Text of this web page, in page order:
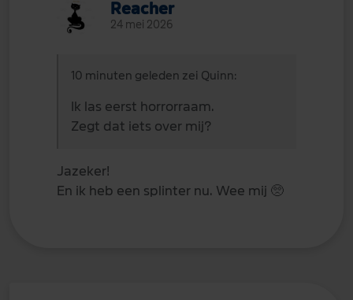
Reacher
24 mei 2026
10 minuten geleden zei Quinn:
Ik las eerst horrorraam.
Zegt dat iets over mij?
Jazeker!
En ik heb een splinter nu. Wee mij 🥺